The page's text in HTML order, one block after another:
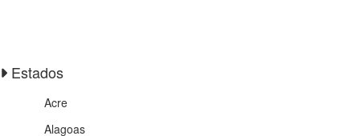
Estados
Acre
Alagoas